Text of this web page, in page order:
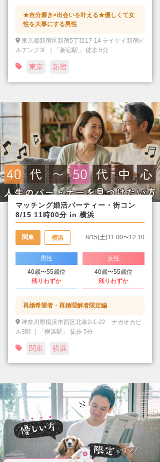
★自分磨き×出会いを叶える★優しくて女
性を大事にする男性
東京都新宿区新宿5丁目17-14 テイケイ新宿ビ
ルヂング3F ｜「新宿駅」 徒歩 5分
東京 新宿
マッチング婚活パーティー・街コン
8/15 11時00分 in 横浜
関東 横浜 8/15(土)11:00〜12:10
男性
40歳〜55歳位
残りわずか
女性
40歳〜55歳位
残りわずか
再婚希望者・再婚理解者限定編
神奈川県横浜市西区北幸2-1-22 ナガオカビ
ル3階 ｜「横浜駅」 徒歩 5分
関東 横浜